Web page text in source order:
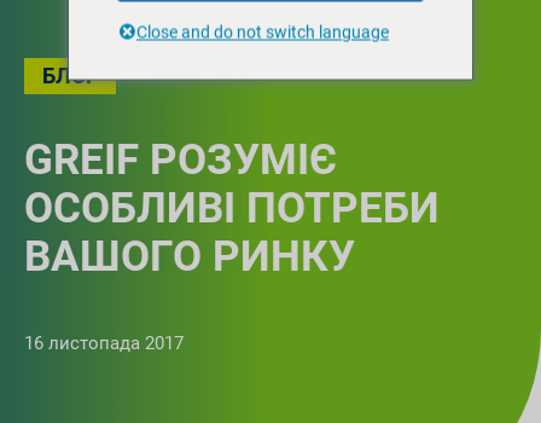
БЛОГ
GREIF РОЗУМІЄ
ОСОБЛИВІ ПОТРЕБИ
ВАШОГО РИНКУ
16 листопада 2017
Close and do not switch language